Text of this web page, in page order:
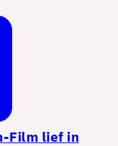
Film lief in